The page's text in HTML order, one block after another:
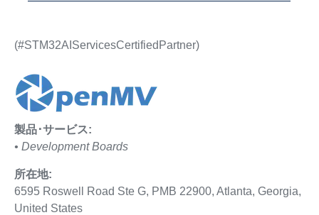
(#STM32AIServicesCertifiedPartner)
製品･サービス:
• Development Boards
所在地:
6595 Roswell Road Ste G, PMB 22900, Atlanta, Georgia,
United States